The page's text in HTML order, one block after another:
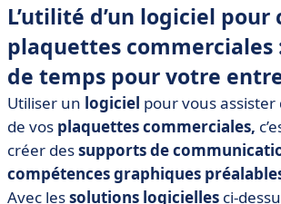
L’utilité d’un logiciel pour
plaquettes commerciales
de temps pour votre
Utiliser un logiciel pour vous assister
de vos plaquettes commerciales,
créer dessupports de
compétences graphiques
Avec lessolutions logicielles ci-